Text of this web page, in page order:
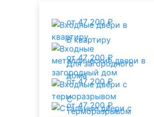
В квартиру
от 47 200 ₽
Для загородного
дома
от 47 200 ₽
С
терморазрывом
от 47 200 ₽
от 47 200 ₽